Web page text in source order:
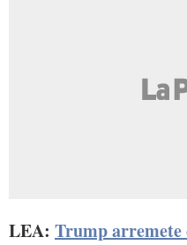
LEA: Trump